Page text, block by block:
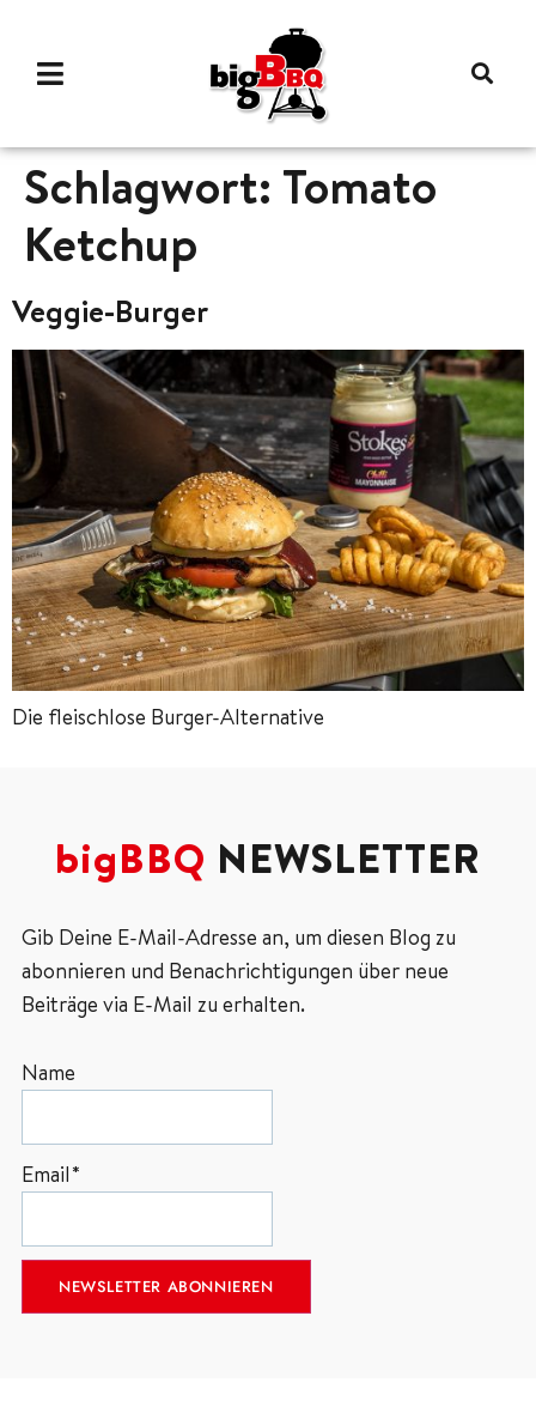
Schlagwort: Tomato
Ketchup
Veggie-Burger
Die fleischlose Burger-Alternative
bigBBQ NEWSLETTER
Gib Deine E-Mail-Adresse an, um diesen Blog zu
abonnieren und Benachrichtigungen über neue
Beiträge via E-Mail zu erhalten.
Name
Email*